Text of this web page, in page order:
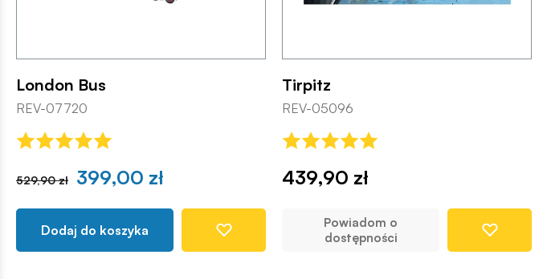
London Bus
REV-07720
529,90 zł 399,00 zł
Dodaj do koszyka
Tirpitz
REV-05096
439,90 zł
Powiadom o
dostępności